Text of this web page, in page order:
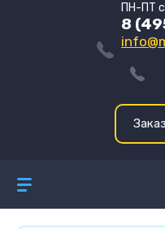
ПН-ПТ
8